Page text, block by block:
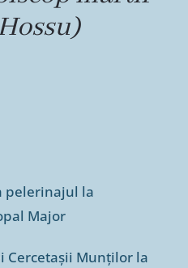
pelerinajul la
Major
Cercetașii Munților la